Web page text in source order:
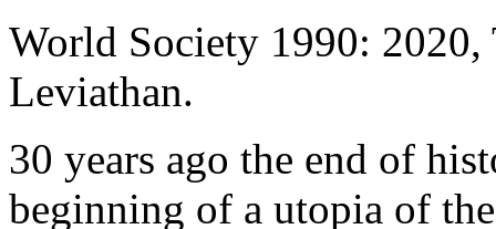
World Society 1990: 2020,
Leviathan.
30 years ago the end of
beginning of a utopia of